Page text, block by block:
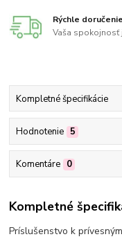
Rýchle
Vaša
Kompletné špecifikácie
Hodnotenie 5
Komentáre 0
Kompletné
Príslušenstvo k